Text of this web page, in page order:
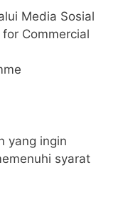
Media Sosial
Commercial
yang ingin
syarat